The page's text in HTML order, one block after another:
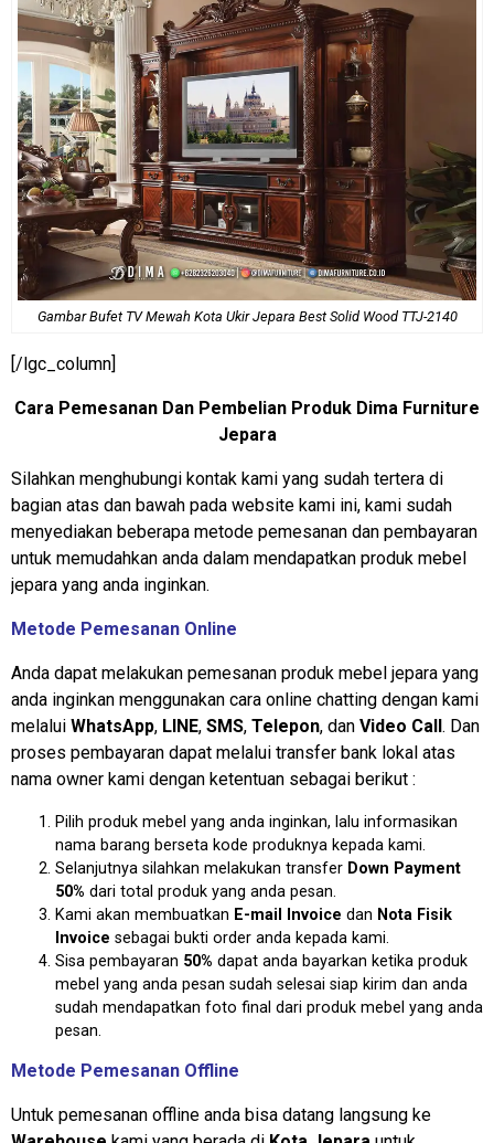
Gambar Bufet TV Mewah Kota Ukir Jepara Best Solid Wood TTJ-2140
[/lgc_column]
Cara Pemesanan Dan Pembelian Produk Dima Furniture
Jepara
Silahkan menghubungi kontak kami yang sudah tertera di
bagian atas dan bawah pada website kami ini, kami sudah
menyediakan beberapa metode pemesanan dan pembayaran
untuk memudahkan anda dalam mendapatkan produk mebel
jepara yang anda inginkan.
Metode Pemesanan Online
Anda dapat melakukan pemesanan produk mebel jepara yang
anda inginkan menggunakan cara online chatting dengan kami
melalui WhatsApp, LINE, SMS, Telepon, dan Video Call. Dan
proses pembayaran dapat melalui transfer bank lokal atas
nama owner kami dengan ketentuan sebagai berikut :
Pilih produk mebel yang anda inginkan, lalu informasikan
nama barang berseta kode produknya kepada kami.
Selanjutnya silahkan melakukan transfer Down Payment
50% dari total produk yang anda pesan.
Kami akan membuatkan E-mail Invoice dan Nota Fisik
Invoice sebagai bukti order anda kepada kami.
Sisa pembayaran 50% dapat anda bayarkan ketika produk
mebel yang anda pesan sudah selesai siap kirim dan anda
sudah mendapatkan foto final dari produk mebel yang anda
pesan.
Metode Pemesanan Offline
Untuk pemesanan offline anda bisa datang langsung ke